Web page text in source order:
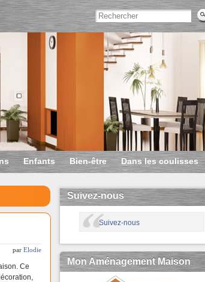
Enfants Bien-être Dans les coulisses
par Elodie
Ce
Suivez-nous
Suivez-nous
Mon Aménagement Maison